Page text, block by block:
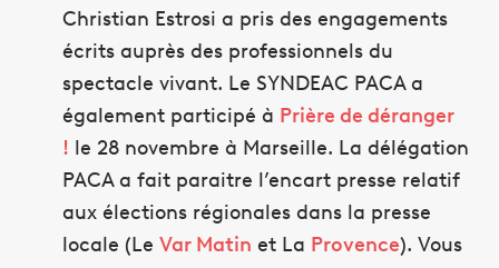
Christian Estrosi a pris des engagements
écrits auprès des professionnels du
spectacle vivant. Le SYNDEAC PACA a
également participé à Prière de déranger
! le 28 novembre à Marseille. La délégation
PACA a fait paraitre l’encart presse relatif
aux élections régionales dans la presse
locale (Le Var Matin et La Provence). Vous